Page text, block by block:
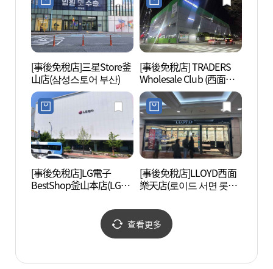
[事後免稅店]三星Store釜
山店(삼성스토어 부산)
[事後免稅店] TRADERS
Wholesale Club (西面店)
(트레이더스 홀세일 클럽
서면점)
[事後免稅店]LG電子
BestShop釜山本店(LG전
[事後免稅店]LLOYD西面
樂天店(로이드 서면 롯데
查看更多